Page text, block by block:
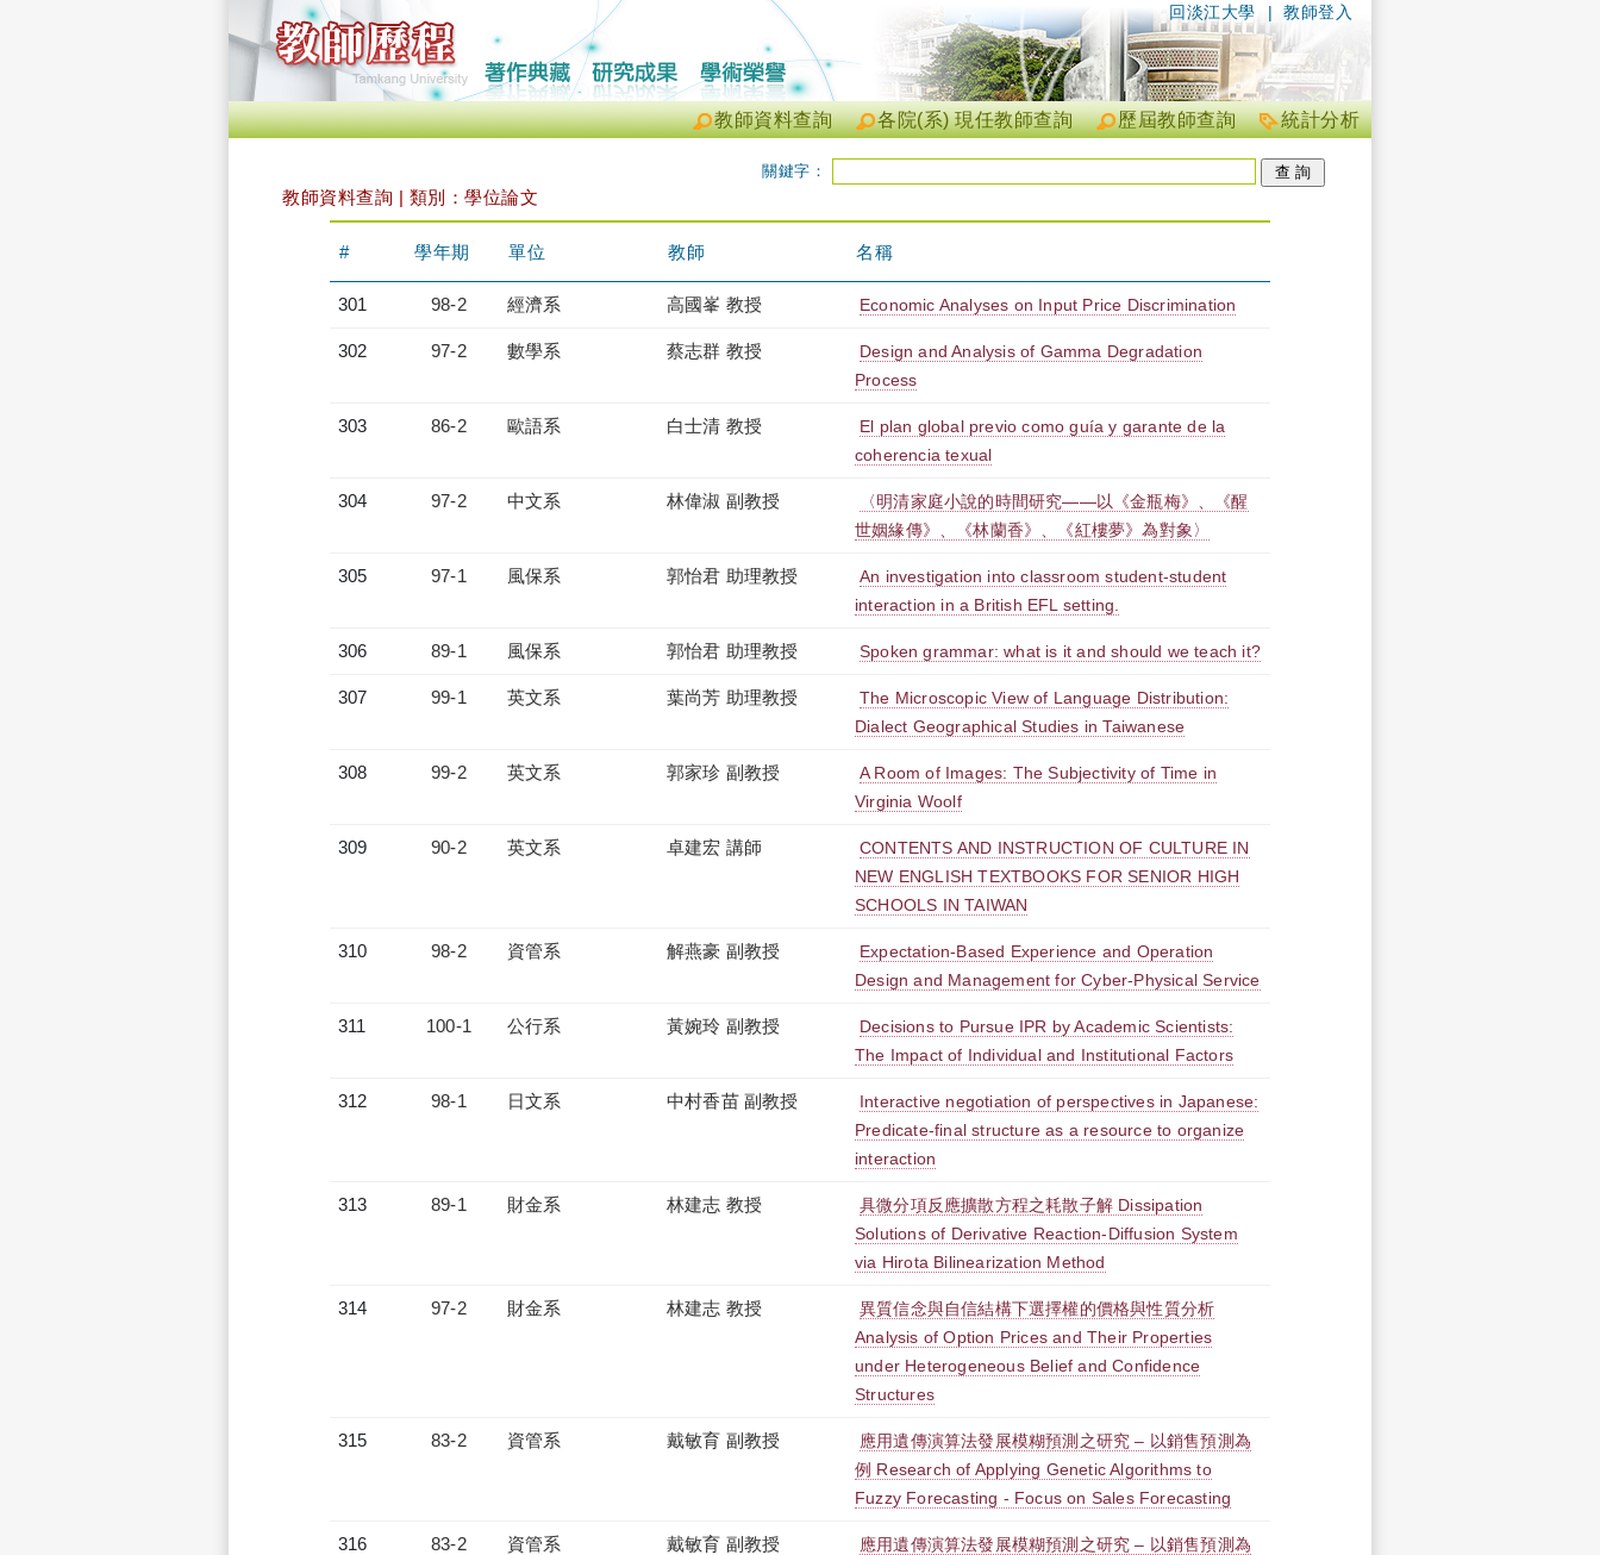
| 教師登入
回淡江大學
統計分析
歷屆教師查詢
各院(系) 現任教師查詢
教師資料查詢
關鍵字：
教師資料查詢 | 類別：學位論文
# 學年期 單位 教師 名稱
301 98-2 經濟系 高國峯 教授 Economic Analyses on Input Price Discrimination
302 97-2 數學系 蔡志群 教授
Design and Analysis of Gamma Degradation
Process
303 86-2 歐語系 白士清 教授
El plan global previo como guía y garante de la
coherencia texual
304 97-2 中文系 林偉淑 副教授
〈明清家庭小說的時間研究——以《金瓶梅》、《醒
世姻緣傳》、《林蘭香》、《紅樓夢》為對象〉
305 97-1 風保系 郭怡君 助理教授
An investigation into classroom student-student
interaction in a British EFL setting.
306 89-1 風保系 郭怡君 助理教授 Spoken grammar: what is it and should we teach it?
307 99-1 英文系 葉尚芳 助理教授
The Microscopic View of Language Distribution:
Dialect Geographical Studies in Taiwanese
308 99-2 英文系 郭家珍 副教授
A Room of Images: The Subjectivity of Time in
Virginia Woolf
309 90-2 英文系 卓建宏 講師
CONTENTS AND INSTRUCTION OF CULTURE IN
NEW ENGLISH TEXTBOOKS FOR SENIOR HIGH
SCHOOLS IN TAIWAN
310 98-2 資管系 解燕豪 副教授
Expectation-Based Experience and Operation
Design and Management for Cyber-Physical Service
311 100-1 公行系 黃婉玲 副教授
Decisions to Pursue IPR by Academic Scientists:
The Impact of Individual and Institutional Factors
312 98-1 日文系 中村香苗 副教授
Interactive negotiation of perspectives in Japanese:
Predicate-final structure as a resource to organize
interaction
313 89-1 財金系 林建志 教授
具微分項反應擴散方程之耗散子解 Dissipation
Solutions of Derivative Reaction-Diffusion System
via Hirota Bilinearization Method
314 97-2 財金系 林建志 教授
異質信念與自信結構下選擇權的價格與性質分析
Analysis of Option Prices and Their Properties
under Heterogeneous Belief and Confidence
Structures
315 83-2 資管系 戴敏育 副教授
應用遺傳演算法發展模糊預測之研究 – 以銷售預測為
例 Research of Applying Genetic Algorithms to
Fuzzy Forecasting - Focus on Sales Forecasting
316 83-2 資管系 戴敏育 副教授
應用遺傳演算法發展模糊預測之研究 – 以銷售預測為